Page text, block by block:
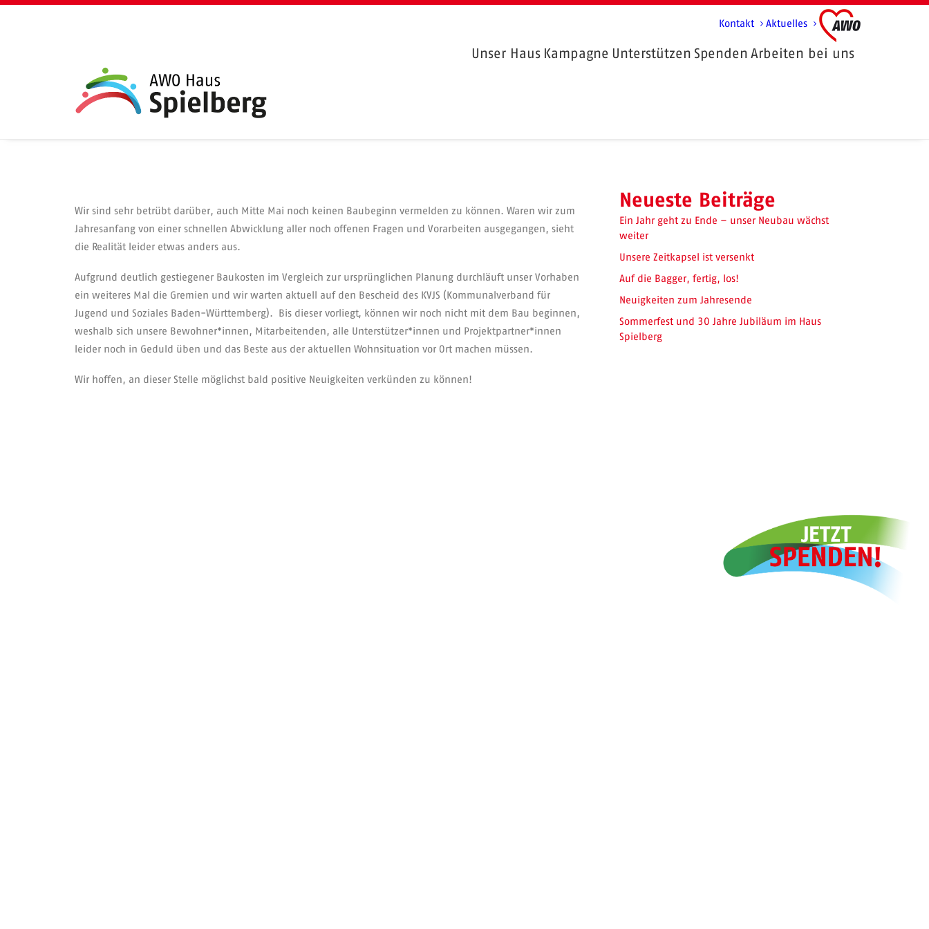
Kontakt Aktuelles
Unser Haus Kampagne Unterstützen Spenden Arbeiten bei uns
Wir sind sehr betrübt darüber, auch Mitte Mai noch keinen Baubeginn vermelden zu können. Waren wir zum
Jahresanfang von einer schnellen Abwicklung aller noch offenen Fragen und Vorarbeiten ausgegangen, sieht
die Realität leider etwas anders aus.
Aufgrund deutlich gestiegener Baukosten im Vergleich zur ursprünglichen Planung durchläuft unser Vorhaben
ein weiteres Mal die Gremien und wir warten aktuell auf den Bescheid des KVJS (Kommunalverband für
Jugend und Soziales Baden-Württemberg). Bis dieser vorliegt, können wir noch nicht mit dem Bau beginnen,
weshalb sich unsere Bewohner*innen, Mitarbeitenden, alle Unterstützer*innen und Projektpartner*innen
leider noch in Geduld üben und das Beste aus der aktuellen Wohnsituation vor Ort machen müssen.
Wir hoffen, an dieser Stelle möglichst bald positive Neuigkeiten verkünden zu können!
Neueste Beiträge
Ein Jahr geht zu Ende – unser Neubau wächst
weiter
Unsere Zeitkapsel ist versenkt
Auf die Bagger, fertig, los!
Neuigkeiten zum Jahresende
Sommerfest und 30 Jahre Jubiläum im Haus
Spielberg